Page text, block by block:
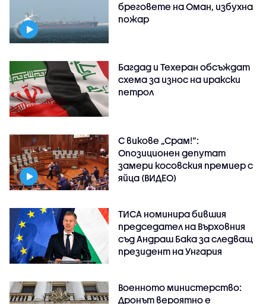
бреговете на Оман, избухна
пожар
Багдад и Техеран обсъждат
схема за износ на иракски
петрол
С викове „Срам!“:
Опозиционен депутат
замери косовския премиер с
яйца (ВИДЕО)
ТИСА номинира бившия
председател на Върховния
съд Андраш Бака за следващ
президент на Унгария
Военното министерство:
Дронът вероятно е